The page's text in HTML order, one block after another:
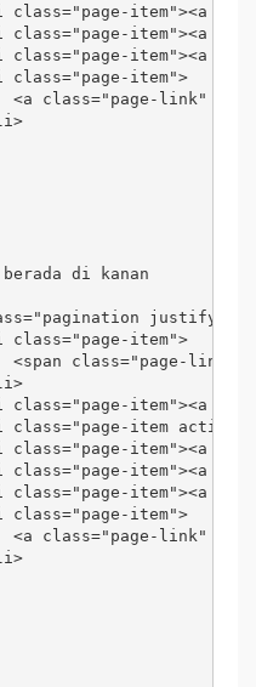
class="page-item"><a
class="page-item"><a
class="page-item"><a
class="page-item">
<a class="page-link"
di kanan
justify-
class="page-item">
<span class="page-
class="page-item"><a
class="page-item
class="page-item"><a
class="page-item"><a
class="page-item"><a
class="page-item">
<a class="page-link"